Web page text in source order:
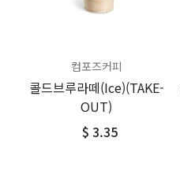
컴포즈커피
콜드브루라떼(Ice)(TAKE-
OUT)
$ 3.35